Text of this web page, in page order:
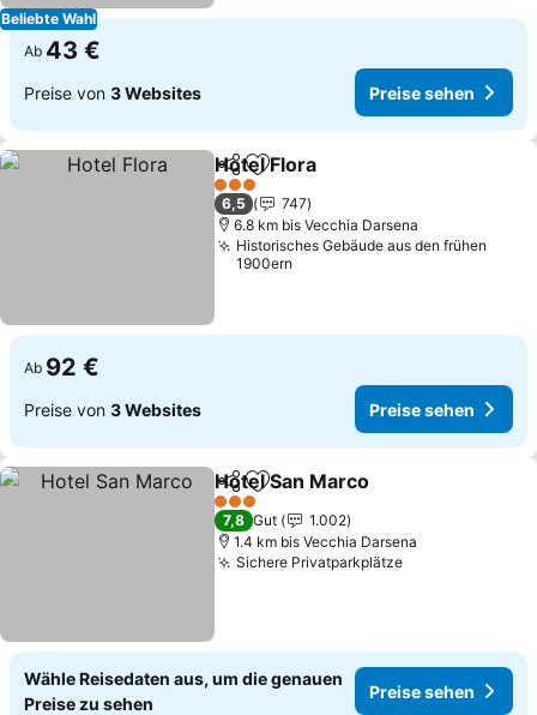
Beliebte Wahl
Ab 43 €
Preise von 3 Websites Preise sehen
TeilenZu Favoriten hinzufügen
Hotel Flora
3 Sterne
6,5
747
6.8 km bis Vecchia Darsena
Historisches Gebäude aus den frühen
1900ern
Ab 92 €
Preise von 3 Websites Preise sehen
TeilenZu Favoriten hinzufügen
Hotel San Marco
3 Sterne
7,8 Gut
1.002
1.4 km bis Vecchia Darsena
Sichere PrivatparkplätzePreise sehen
Wähle Reisedaten aus, um die genauen
Preise zu sehen
Preise sehen